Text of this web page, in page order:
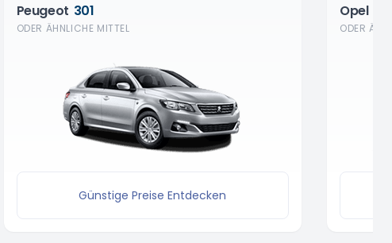
Peugeot 301
ODER ÄHNLICHE MITTEL
Günstige Preise Entdecken
Opel
ODER